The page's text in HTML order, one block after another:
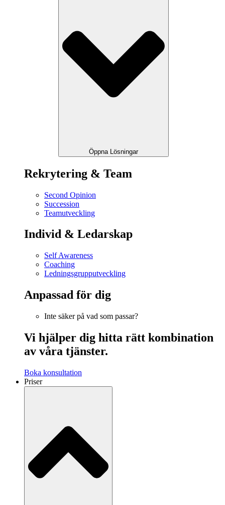
Öppna Lösningar
Rekrytering & Team
Second Opinion
Succession
Teamutveckling
Individ & Ledarskap
Self Awareness
Coaching
Ledningsgrupputveckling
Anpassad för dig
Inte säker på vad som passar?
Vi hjälper dig hitta rätt kombination
av våra tjänster.
Boka konsultation
Priser